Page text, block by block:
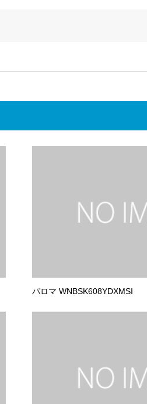
パロマ WNBSK608YDXMSI